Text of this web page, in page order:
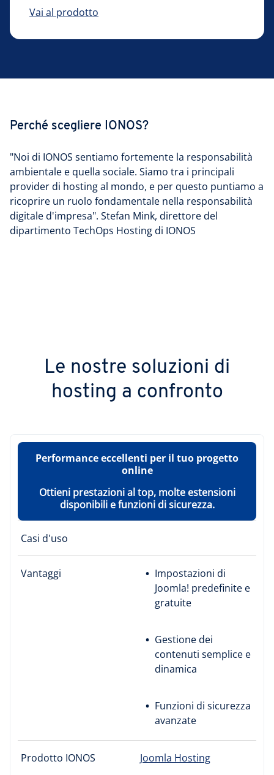
Vai al prodotto
Perché scegliere IONOS?
"Noi di IONOS sentiamo fortemente la responsabilità
ambientale e quella sociale. Siamo tra i principali
provider di hosting al mondo, e per questo puntiamo a
ricoprire un ruolo fondamentale nella responsabilità
digitale d'impresa". Stefan Mink, direttore del
dipartimento TechOps Hosting di IONOS
Le nostre soluzioni di
hosting a confronto
Performance eccellenti per il tuo progetto
online
Ottieni prestazioni al top, molte estensioni
disponibili e funzioni di sicurezza.
Casi d'uso
Vantaggi
Impostazioni di
Joomla! predefinite e
gratuite
Gestione dei
contenuti semplice e
dinamica
Funzioni di sicurezza
avanzate
Prodotto IONOS Joomla Hosting